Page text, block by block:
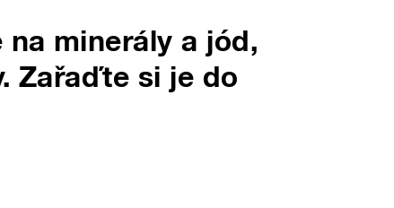
minerály a jód,
Zařaďte si je do